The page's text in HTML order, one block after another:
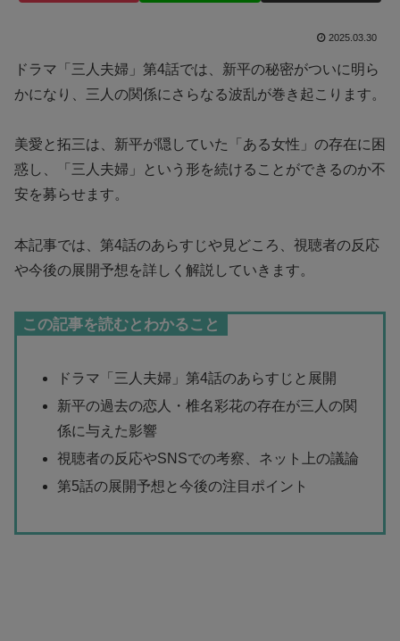
2025.03.30
ドラマ「三人夫婦」第4話では、新平の秘密がついに明ら
かになり、三人の関係にさらなる波乱が巻き起こります。
美愛と拓三は、新平が隠していた「ある女性」の存在に困
惑し、「三人夫婦」という形を続けることができるのか不
安を募らせます。
本記事では、第4話のあらすじや見どころ、視聴者の反応
や今後の展開予想を詳しく解説していきます。
この記事を読むとわかること
ドラマ「三人夫婦」第4話のあらすじと展開
新平の過去の恋人・椎名彩花の存在が三人の関
係に与えた影響
視聴者の反応やSNSでの考察、ネット上の議論
第5話の展開予想と今後の注目ポイント